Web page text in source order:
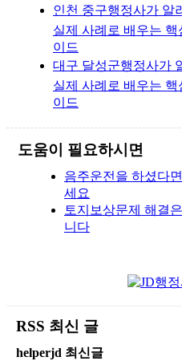
인천 중구행정사가
실제 사례로 배우는
이드
대구 달성군행정사가
실제 사례로 배우는
이드
도움이 필요하시면
음주운전을 하셨다
세요
토지보상문제 해결
니다
RSS 최신 글
helperjd 최신글